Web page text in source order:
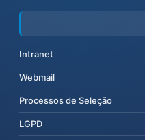
Intranet
Webmail
Processos de Seleção
LGPD